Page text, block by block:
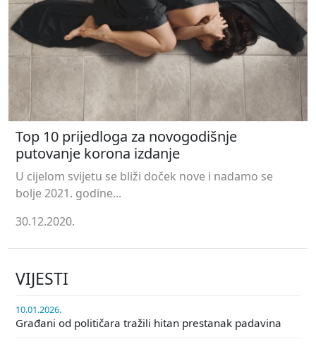
Top 10 prijedloga za novogodišnje
putovanje korona izdanje
U cijelom svijetu se bliži doček nove i nadamo se
bolje 2021. godine...
30.12.2020.
VIJESTI
10.01.2026.
Građani od političara tražili hitan prestanak padavina